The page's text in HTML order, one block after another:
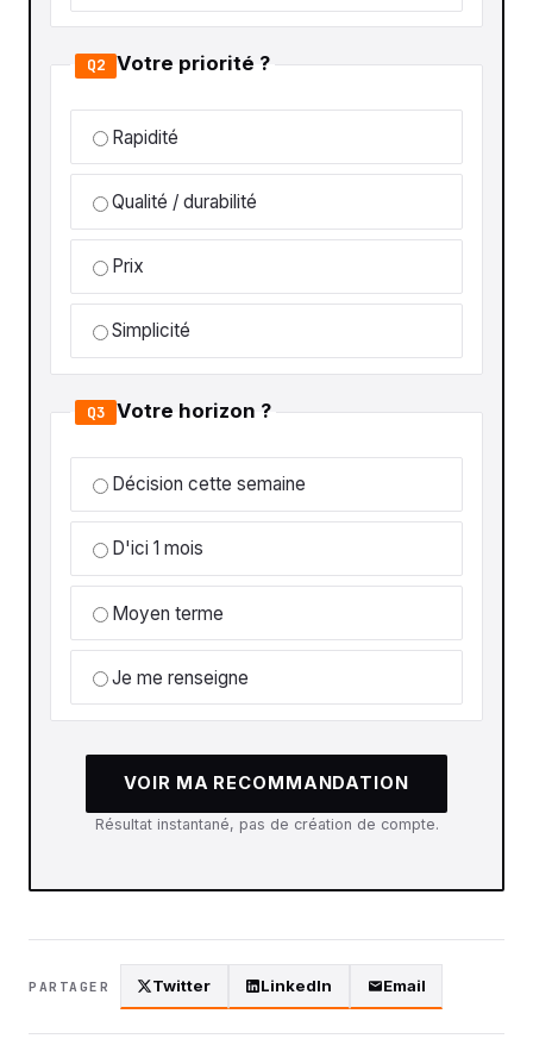
Q2 Votre priorité ?
Rapidité
Qualité / durabilité
Prix
Simplicité
Q3 Votre horizon ?
Décision cette semaine
D'ici 1 mois
Moyen terme
Je me renseigne
VOIR MA RECOMMANDATION
Résultat instantané, pas de création de compte.
PARTAGER Twitter LinkedIn Email